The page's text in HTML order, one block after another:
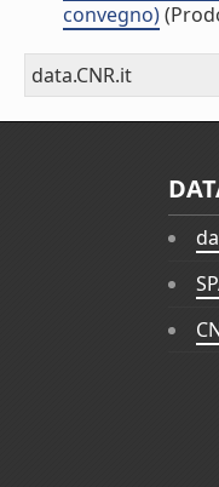
convegno)
data.CNR.it